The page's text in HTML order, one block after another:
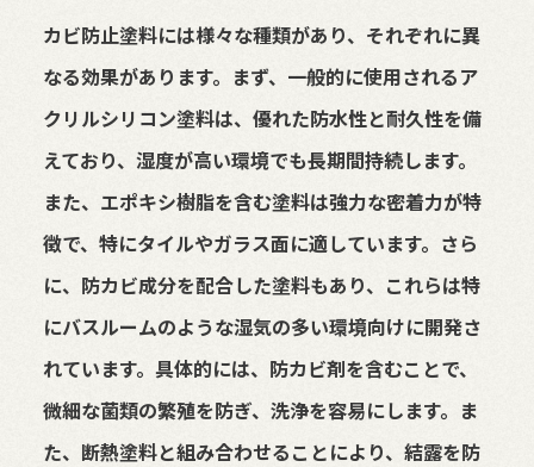
カビ防止塗料には様々な種類があり、それぞれに異
なる効果があります。まず、一般的に使用されるア
クリルシリコン塗料は、優れた防水性と耐久性を備
えており、湿度が高い環境でも長期間持続します。
また、エポキシ樹脂を含む塗料は強力な密着力が特
徴で、特にタイルやガラス面に適しています。さら
に、防カビ成分を配合した塗料もあり、これらは特
にバスルームのような湿気の多い環境向けに開発さ
れています。具体的には、防カビ剤を含むことで、
微細な菌類の繁殖を防ぎ、洗浄を容易にします。ま
た、断熱塗料と組み合わせることにより、結露を防